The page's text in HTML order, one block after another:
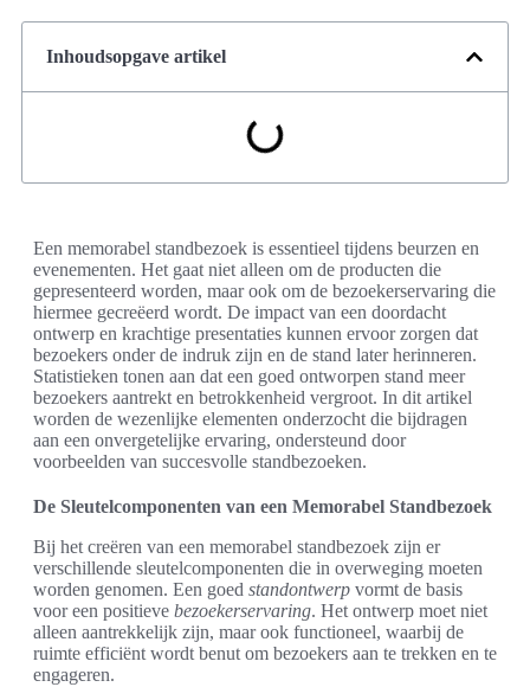
Inhoudsopgave artikel
Een memorabel standbezoek is essentieel tijdens beurzen en
evenementen. Het gaat niet alleen om de producten die
gepresenteerd worden, maar ook om de bezoekerservaring die
hiermee gecreëerd wordt. De impact van een doordacht
ontwerp en krachtige presentaties kunnen ervoor zorgen dat
bezoekers onder de indruk zijn en de stand later herinneren.
Statistieken tonen aan dat een goed ontworpen stand meer
bezoekers aantrekt en betrokkenheid vergroot. In dit artikel
worden de wezenlijke elementen onderzocht die bijdragen
aan een onvergetelijke ervaring, ondersteund door
voorbeelden van succesvolle standbezoeken.
De Sleutelcomponenten van een Memorabel Standbezoek
Bij het creëren van een memorabel standbezoek zijn er
verschillende sleutelcomponenten die in overweging moeten
worden genomen. Een goed standontwerp vormt de basis
voor een positieve bezoekerservaring. Het ontwerp moet niet
alleen aantrekkelijk zijn, maar ook functioneel, waarbij de
ruimte efficiënt wordt benut om bezoekers aan te trekken en te
engageren.